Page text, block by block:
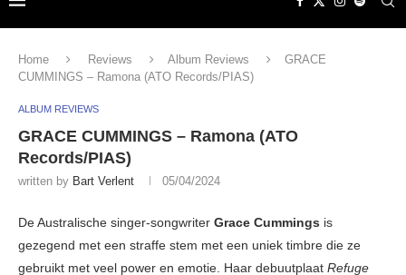
Home Reviews Album Reviews
GRACE
CUMMINGS – Ramona (ATO Records/PIAS)
ALBUM REVIEWS
GRACE CUMMINGS – Ramona (ATO
Records/PIAS)
written by Bart Verlent 05/04/2024
De Australische singer-songwriter Grace Cummings is
gezegend met een straffe stem met een uniek timbre die ze
gebruikt met veel power en emotie. Haar debuutplaat Refuge